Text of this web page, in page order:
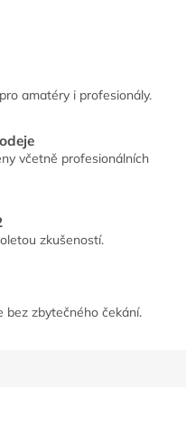
amatéry i profesionály.
včetně profesionálních
zkušeností.
bez zbytečného čekání.